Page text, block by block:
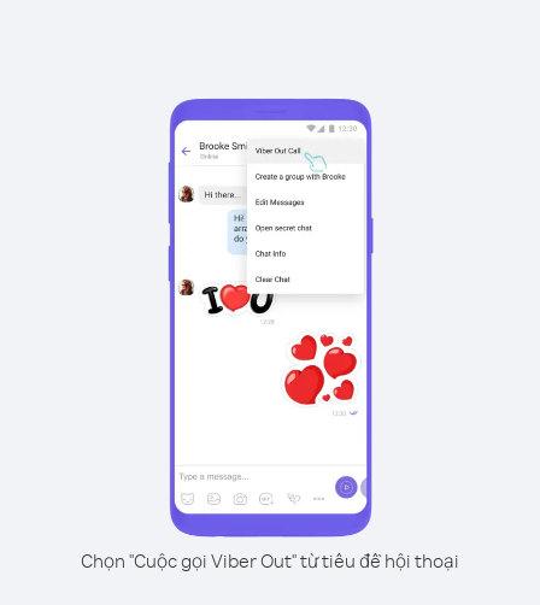
Chọn "Cuộc gọi Viber Out" từ tiêu đề hội thoại